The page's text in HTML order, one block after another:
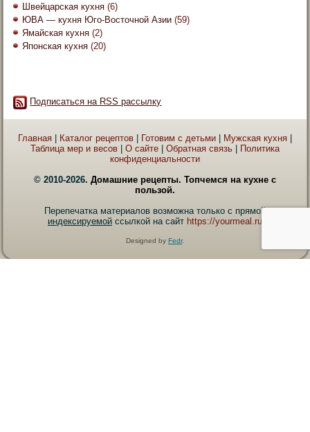
Швейцарская кухня (6)
ЮВА — кухня Юго-Восточной Азии (59)
Ямайская кухня (2)
Японская кухня (20)
Подписаться на RSS рассылку
Главная | Каталог рецептов | Готовим с детьми | Мужская кухня |
Таблица мер и весов | О сайте | Обратная связь | Политика
конфиденциальности
© 2010-2026. Домашние рецепты. Топчемся на кухне с
пользой.
Перепечатка материалов возможна только с прямой
индексируемой ссылкой на сайт https://yourmeal.ru
Designed by Fedr.